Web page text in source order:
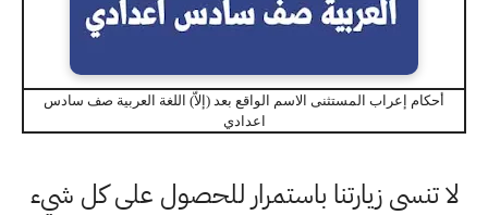
أحكام إعراب المستثنى الاسم الواقع بعد (إلاّ) اللغة العربية صف سادس
اعدادي
لا تنسى زيارتنا باستمرار للحصول على كل شيء